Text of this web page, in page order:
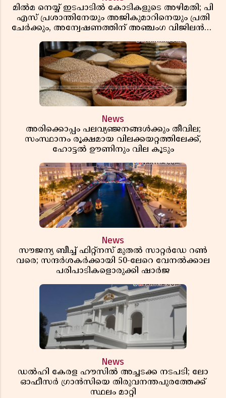
മിൽമ നെയ്യ് ഇടപാടിൽ കോടികളുടെ അഴിമതി; പി
എസ് പ്രശാന്തിനേയും അജികുമാറിനെയും പ്രതി
ചേർക്കും, അന്വേഷണത്തിന് അഞ്ചംഗ വിജിലൻസ്
News
അരിക്കൊപ്പം പലവ്യഞ്ജനങ്ങൾക്കും തീവില;
സംസ്ഥാനം രൂക്ഷമായ വിലക്കയറ്റത്തിലേക്ക്,
ഹോട്ടൽ ഊണിനും വില കൂടും
News
സൗജന്യ ബീച്ച് ഫിറ്റ്നസ് മുതൽ സാറ്റർഡേ റൺ
വരെ; സന്ദർശകർക്കായി 50-ലേറെ വേനൽക്കാല
പരിപാടികളൊരുക്കി ഷാർജ
News
ഡൽഹി കേരള ഹൗസിൽ അച്ചടക്ക നടപടി; ലോ
ഓഫീസർ ഗ്രാൻസിയെ തിരുവനന്തപുരത്തേക്ക്
സ്ഥലം മാറ്റി